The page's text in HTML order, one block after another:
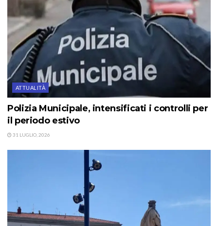
ATTUALITÀ
Polizia Municipale, intensificati i controlli per
il periodo estivo
31 LUGLIO, 2026